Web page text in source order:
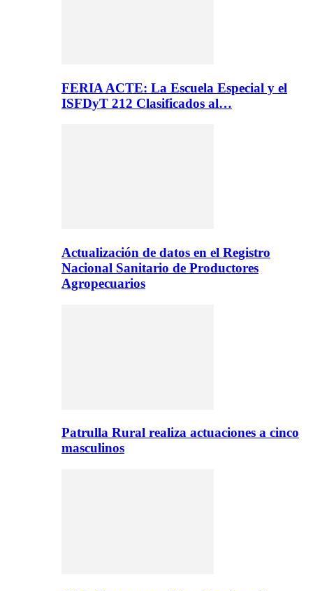
FERIA ACTE: La Escuela Especial y el
ISFDyT 212 Clasificados al…
Actualización de datos en el Registro
Nacional Sanitario de Productores
Agropecuarios
Patrulla Rural realiza actuaciones a cinco
masculinos